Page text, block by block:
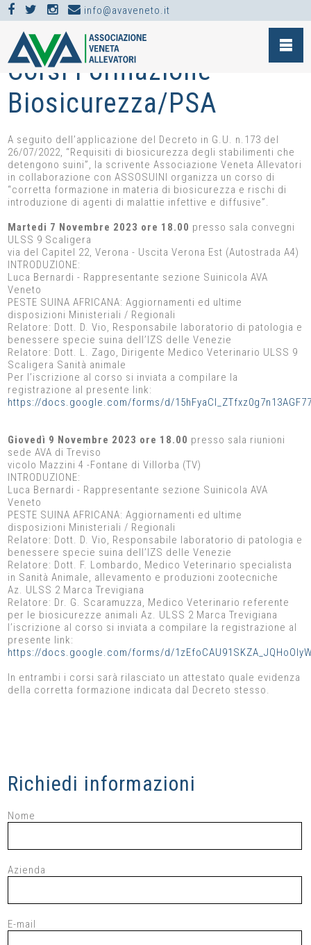
info@avaveneto.it
NEWS >EVENTI >CORSI FORMAZIONE BIOSICUREZZA/PSA
Corsi Formazione
Biosicurezza/PSA
A seguito dell’applicazione del Decreto in G.U. n.173 del
26/07/2022, “Requisiti di biosicurezza degli stabilimenti che
detengono suini”, la scrivente Associazione Veneta Allevatori
in collaborazione con ASSOSUINI organizza un corso di
“corretta formazione in materia di biosicurezza e rischi di
introduzione di agenti di malattie infettive e diffusive”.
Martedi 7 Novembre 2023 ore 18.00 presso sala convegni
ULSS 9 Scaligera
via del Capitel 22, Verona - Uscita Verona Est (Autostrada A4)
INTRODUZIONE:
Luca Bernardi - Rappresentante sezione Suinicola AVA
Veneto
PESTE SUINA AFRICANA: Aggiornamenti ed ultime
disposizioni Ministeriali / Regionali
Relatore: Dott. D. Vio, Responsabile laboratorio di patologia e
benessere specie suina dell’IZS delle Venezie
Relatore: Dott. L. Zago, Dirigente Medico Veterinario ULSS 9
Scaligera Sanità animale
Per l’iscrizione al corso si inviata a compilare la
registrazione al presente link:
https://docs.google.com/forms/d/
Giovedì 9 Novembre 2023 ore 18.00 presso sala riunioni
sede AVA di Treviso
vicolo Mazzini 4 -Fontane di Villorba (TV)
INTRODUZIONE:
Luca Bernardi - Rappresentante sezione Suinicola AVA
Veneto
PESTE SUINA AFRICANA: Aggiornamenti ed ultime
disposizioni Ministeriali / Regionali
Relatore: Dott. D. Vio, Responsabile laboratorio di patologia e
benessere specie suina dell’IZS delle Venezie
Relatore: Dott. F. Lombardo, Medico Veterinario specialista
in Sanità Animale, allevamento e produzioni zootecniche
Az. ULSS 2 Marca Trevigiana
Relatore: Dr. G. Scaramuzza, Medico Veterinario referente
per le biosicurezze animali Az. ULSS 2 Marca Trevigiana
l’iscrizione al corso si inviata a compilare la registrazione al
presente link:
https://docs.google.com/forms/d/
In entrambi i corsi sarà rilasciato un attestato quale evidenza
della corretta formazione indicata dal Decreto stesso.
Richiedi informazioni
Nome
Azienda
E-mail